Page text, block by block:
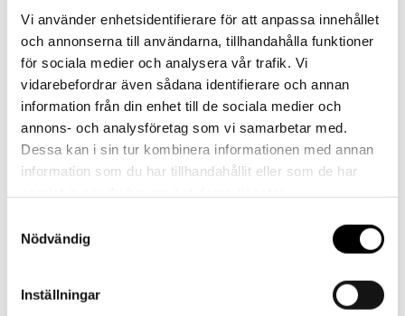
Vi använder enhetsidentifierare för att anpassa innehållet
och annonserna till användarna, tillhandahålla funktioner
för sociala medier och analysera vår trafik. Vi
vidarebefordrar även sådana identifierare och annan
information från din enhet till de sociala medier och
annons- och analysföretag som vi samarbetar med.
Dessa kan i sin tur kombinera informationen med annan
information som du har tillhandahållit eller som de har
Nödvändig
Inställningar
PALLHUVAR
Skapa konto
smidigt lägga beställningar, finna information om
produkter, se dina avtalspriser, orderhistorik och